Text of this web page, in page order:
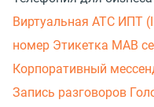
Виртуальная АТС ИПТ
номер Этикетка МАВ
Корпоративный
Запись разговоров